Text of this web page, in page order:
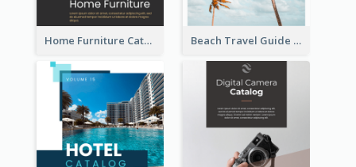
Home Furniture Catalog Beach Travel Guide